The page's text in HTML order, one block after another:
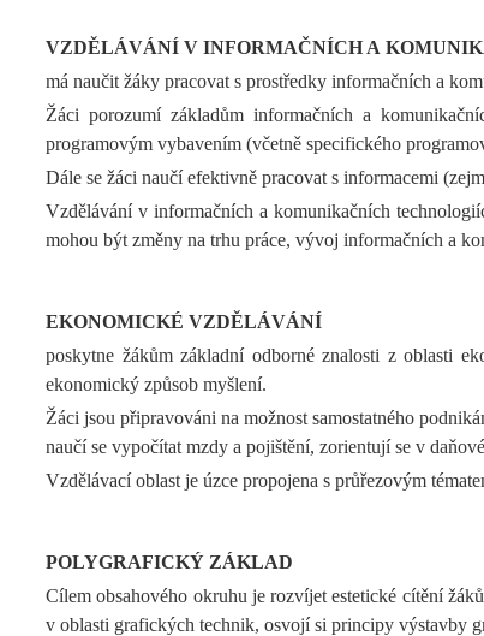
VZDĚLÁVÁNÍ V INFORMAČNÍCH A
má naučit žáky pracovat s prostředky informačních a
Žáci porozumí základům informačních a
programovým vybavením (včetně specifického
Dále se žáci naučí efektivně pracovat s informacemi
Vzdělávání v informačních a komunikačních
mohou být změny na trhu práce, vývoj informačních a
EKONOMICKÉ VZDĚLÁVÁNÍ
poskytne žákům základní odborné znalosti z oblasti
ekonomický způsob myšlení.
Žáci jsou připravováni na možnost samostatného
naučí se vypočítat mzdy a pojištění, zorientují se v
Vzdělávací oblast je úzce propojena s průřezovým
POLYGRAFICKÝ ZÁKLAD
Cílem obsahového okruhu je rozvíjet estetické cítění
v oblasti grafických technik, osvojí si principy výstavby